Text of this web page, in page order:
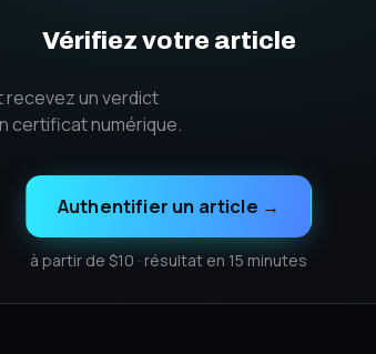
Vérifiez votre article
recevez un verdict
certificat numérique.
Authentifier un article →
à partir de $10 · résultat en 15 minutes